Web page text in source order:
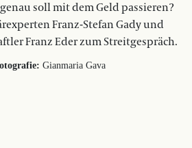
soll mit dem Geld passieren?
Franz-Stefan Gady und
Franz Eder zum Streitgespräch.
Gianmaria Gava